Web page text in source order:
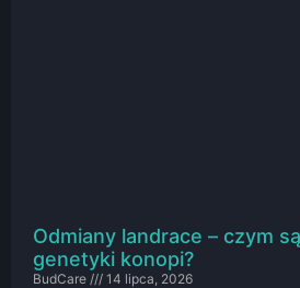
Odmiany landrace – czym
genetyki konopi?
BudCare 14 lipca, 2026